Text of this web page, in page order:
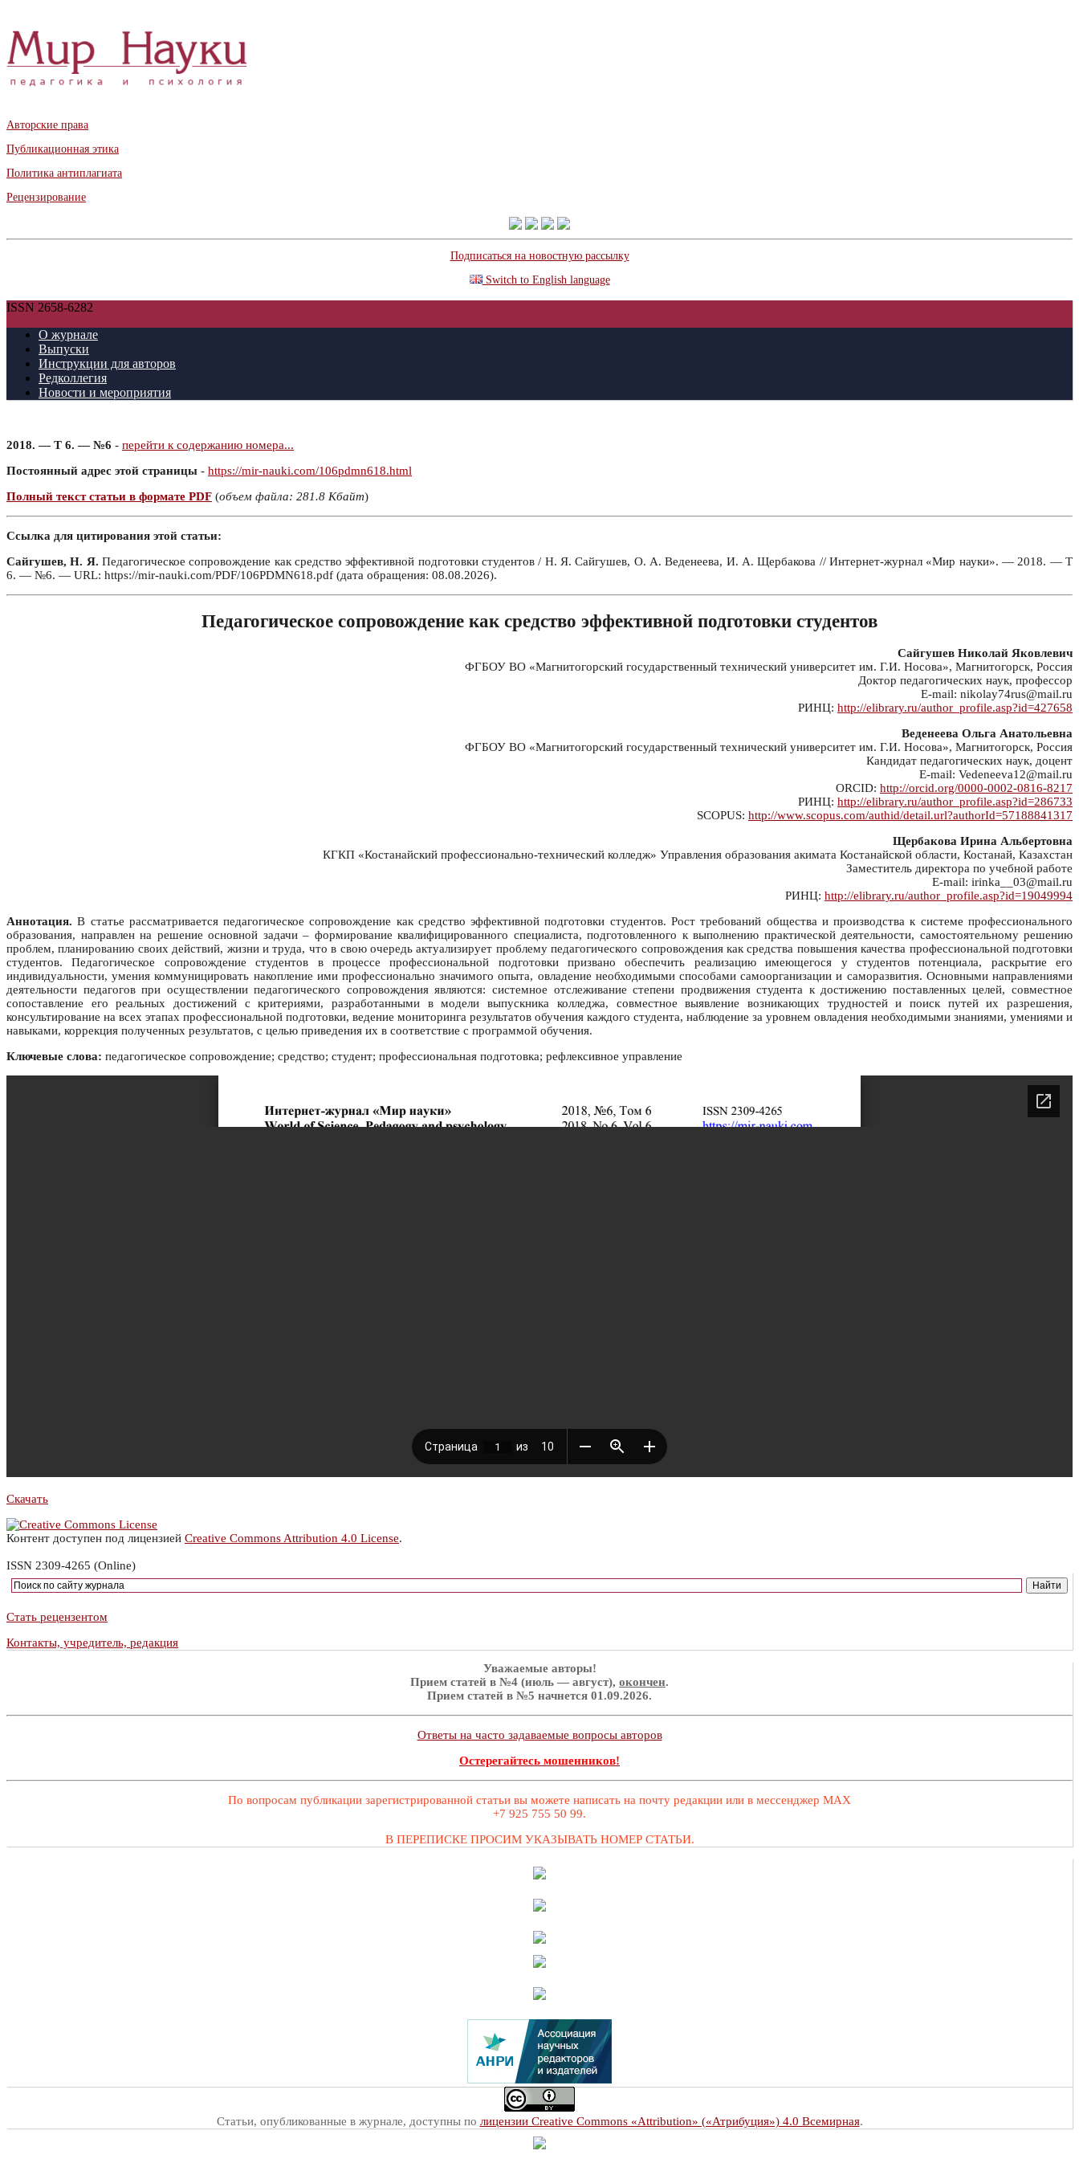
Авторские права
Публикационная этика
Политика антиплагиата
Рецензирование
Подписаться на новостную рассылку
Switch to English language
ISSN 2658-6282
О журнале
Выпуски
Инструкции для авторов
Редколлегия
Новости и мероприятия
2018. — Т 6. — №6 - перейти к содержанию номера...
Постоянный адрес этой страницы - https://mir-nauki.com/106pdmn618.html
Полный текст статьи в формате PDF (объем файла: 281.8 Кбайт)
Ссылка для цитирования этой статьи:
Сайгушев, Н. Я. Педагогическое сопровождение как средство эффективной подготовки студентов / Н. Я. Сайгушев, О. А. Веденеева, И. А. Щербакова // Интернет-журнал «Мир науки». — 2018. — Т
6. — №6. — URL: https://mir-nauki.com/PDF/106PDMN618.pdf (дата обращения: 08.08.2026).
Педагогическое сопровождение как средство эффективной подготовки студентов
Сайгушев Николай Яковлевич
ФГБОУ ВО «Магнитогорский государственный технический университет им. Г.И. Носова», Магнитогорск, Россия
Доктор педагогических наук, профессор
E-mail: nikolay74rus@mail.ru
РИНЦ: http://elibrary.ru/author_profile.asp?id=427658
Веденеева Ольга Анатольевна
ФГБОУ ВО «Магнитогорский государственный технический университет им. Г.И. Носова», Магнитогорск, Россия
Кандидат педагогических наук, доцент
E-mail: Vedeneeva12@mail.ru
ORCID: http://orcid.org/0000-0002-0816-8217
РИНЦ: http://elibrary.ru/author_profile.asp?id=286733
SCOPUS: http://www.scopus.com/authid/detail.url?authorId=57188841317
Щербакова Ирина Альбертовна
КГКП «Костанайский профессионально-технический колледж» Управления образования акимата Костанайской области, Костанай, Казахстан
Заместитель директора по учебной работе
E-mail: irinka__03@mail.ru
РИНЦ: http://elibrary.ru/author_profile.asp?id=19049994
Аннотация. В статье рассматривается педагогическое сопровождение как средство эффективной подготовки студентов. Рост требований общества и производства к системе профессионального
образования, направлен на решение основной задачи – формирование квалифицированного специалиста, подготовленного к выполнению практической деятельности, самостоятельному решению
проблем, планированию своих действий, жизни и труда, что в свою очередь актуализирует проблему педагогического сопровождения как средства повышения качества профессиональной подготовки
студентов. Педагогическое сопровождение студентов в процессе профессиональной подготовки призвано обеспечить реализацию имеющегося у студентов потенциала, раскрытие его
индивидуальности, умения коммуницировать накопление ими профессионально значимого опыта, овладение необходимыми способами самоорганизации и саморазвития. Основными направлениями
деятельности педагогов при осуществлении педагогического сопровождения являются: системное отслеживание степени продвижения студента к достижению поставленных целей, совместное
сопоставление его реальных достижений с критериями, разработанными в модели выпускника колледжа, совместное выявление возникающих трудностей и поиск путей их разрешения,
консультирование на всех этапах профессиональной подготовки, ведение мониторинга результатов обучения каждого студента, наблюдение за уровнем овладения необходимыми знаниями, умениями и
навыками, коррекция полученных результатов, с целью приведения их в соответствие с программой обучения.
Ключевые слова: педагогическое сопровождение; средство; студент; профессиональная подготовка; рефлексивное управление
Скачать
Контент доступен под лицензией Creative Commons Attribution 4.0 License.
ISSN 2309-4265 (Online)
Стать рецензентом
Контакты, учредитель, редакция
Уважаемые авторы!
Прием статей в №4 (июль — август), окончен.
Прием статей в №5 начнется 01.09.2026.
Ответы на часто задаваемые вопросы авторов
Остерегайтесь мошенников!
По вопросам публикации зарегистрированной статьи вы можете написать на почту редакции или в мессенджер MAX
+7 925 755 50 99.
В ПЕРЕПИСКЕ ПРОСИМ УКАЗЫВАТЬ НОМЕР СТАТЬИ.
Статьи, опубликованные в журнале, доступны по лицензии Creative Commons «Attribution» («Атрибуция») 4.0 Всемирная.